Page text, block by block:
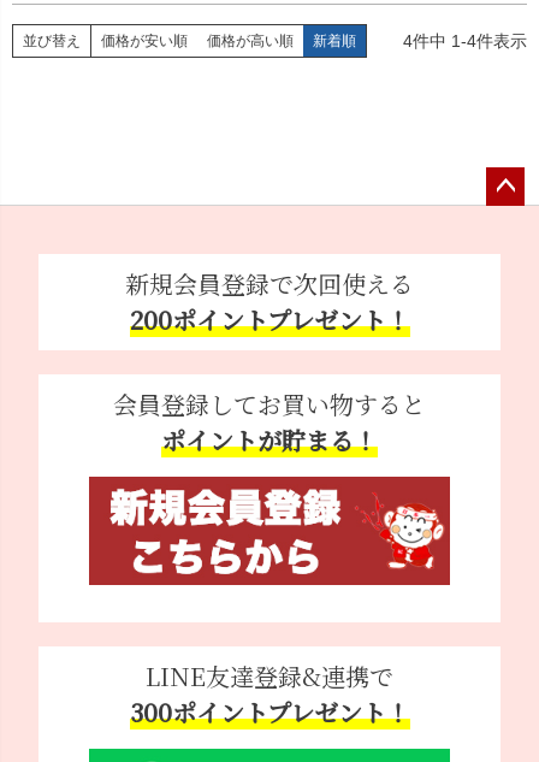
並び替え 価格が安い順 価格が高い順 新着順 4件中 1-4件表示
新規会員登録で次回使える
200ポイントプレゼント！
会員登録してお買い物すると
ポイントが貯まる！
LINE友達登録&連携で
300ポイントプレゼント！